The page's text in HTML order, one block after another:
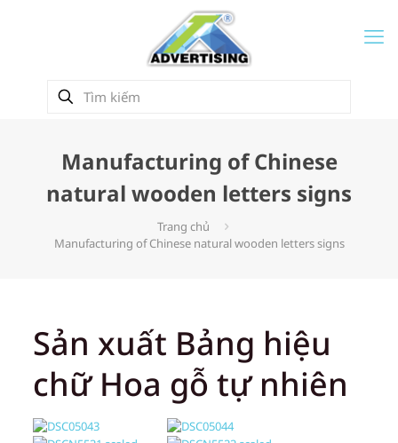
Manufacturing of Chinese
natural wooden letters signs
Trang chủ
Manufacturing of Chinese natural wooden letters signs
Sản xuất Bảng hiệu
chữ Hoa gỗ tự nhiên